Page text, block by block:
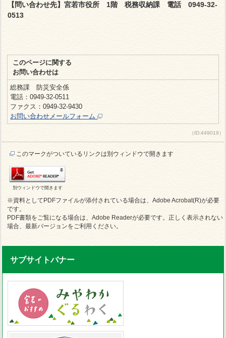
【問い合わせ先】宮若市役所 1階 税務収納課 電話 0949-32-
0513
このページに関する
お問い合わせは
総務課 防災安全係
電話：0949-32-0511
ファクス：0949-32-9430
お問い合わせメールフォーム
（ID:449019）
このマークがついているリンクは別ウィンドウで開きます
別ウィンドウで開きます
※資料としてPDFファイルが添付されている場合は、Adobe Acrobat(R)が必要
です。
PDF書類をご覧になる場合は、Adobe Readerが必要です。正しく表示されない
場合、最新バージョンをご利用ください。
サブサイトバナー